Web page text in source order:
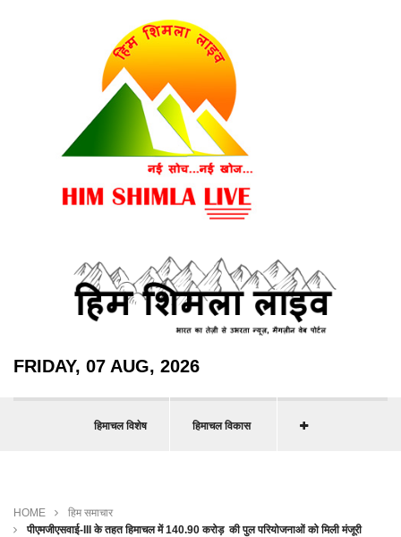
FRIDAY, 07 AUG, 2026
हिमाचल विशेष हिमाचल विकास
HOME
हिम समाचार
पीएमजीएसवाई-III के तहत हिमाचल में 140.90 करोड़ की पुल परियोजनाओं को मिली मंजूरी